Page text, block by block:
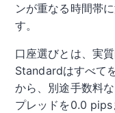
ンが重なる時間帯
す。
口座選びとは、実
Standardはすべて
から、別途手数料
プレッドを0.0 pips